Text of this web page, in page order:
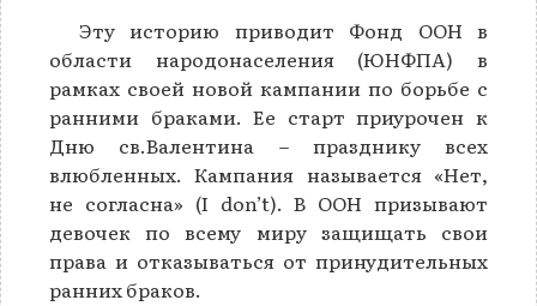
Эту историю приводит Фонд ООН в
области народонаселения (ЮНФПА) в
рамках своей новой кампании по борьбе с
ранними браками. Ее старт приурочен к
Дню св.Валентина – празднику всех
влюбленных. Кампания называется «Нет,
не согласна» (I don’t). В ООН призывают
девочек по всему миру защищать свои
права и отказываться от принудительных
ранних браков.